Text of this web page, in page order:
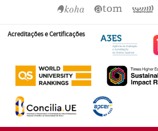
Acreditações e Certificações